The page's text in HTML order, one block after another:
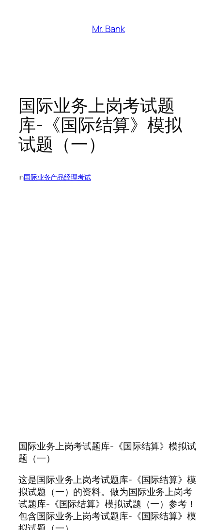
Mr. Bank
国际业务上岗考试题
库-《国际结算》模拟
试题（一）
in国际业务产品经理考试
国际业务上岗考试题库-《国际结算》模拟试
题（一）
这是国际业务上岗考试题库-《国际结算》模
拟试题（一）的资料。做为国际业务上岗考
试题库-《国际结算》模拟试题（一）参考！
包含国际业务上岗考试题库-《国际结算》模